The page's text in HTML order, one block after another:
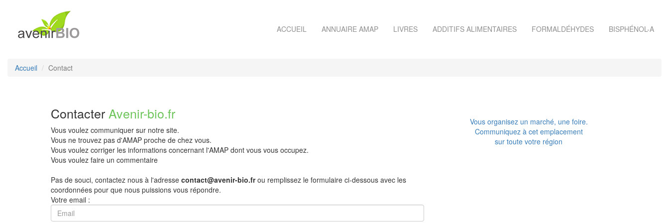
ACCUEIL ANNUAIRE AMAP LIVRES ADDITIFS ALIMENTAIRES FORMALDÉHYDES BISPHÉNOL-A
Accueil Contact
Contacter Avenir-bio.fr
Vous voulez communiquer sur notre site.
Vous ne trouvez pas d'AMAP proche de chez vous.
Vous voulez corriger les informations concernant l'AMAP dont vous vous occupez.
Vous voulez faire un commentaire
Pas de souci, contactez nous à l'adresse contact@avenir-bio.frou remplissez le formulaire ci-dessous avec les
coordonnées pour que nous puissions vous répondre.
Votre email :
Vous organisez un marché, une foire.
Communiquez à cet emplacement
sur toute votre région